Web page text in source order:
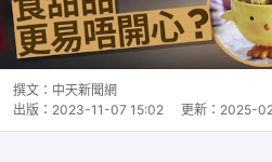
撰文： 中天新聞網
出版： 2023-11-07 15:02 更新： 2025-